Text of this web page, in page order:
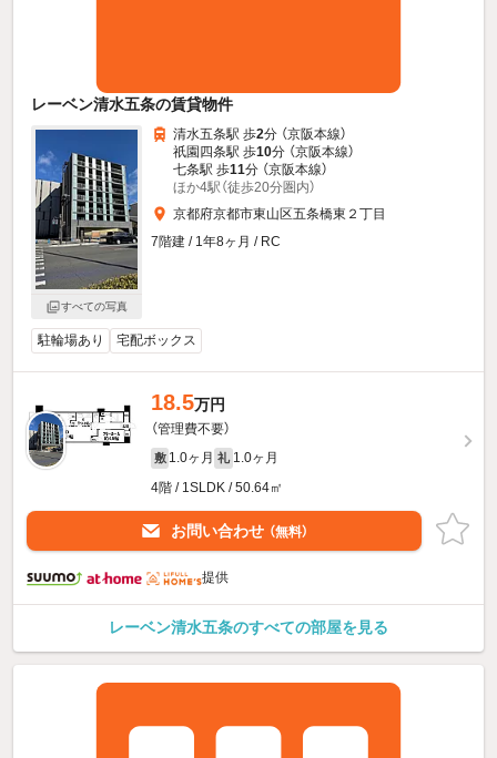
レーベン清水五条の賃貸物件
すべての写真
清水五条駅 歩2分 （京阪本線）
祇園四条駅 歩10分 （京阪本線）
七条駅 歩11分 （京阪本線）
ほか4駅（徒歩20分圏内）
京都府京都市東山区五条橋東２丁目
7階建 / 1年8ヶ月 / RC
駐輪場あり 宅配ボックス
18.5万円
（管理費不要）
敷 1.0ヶ月 礼 1.0ヶ月
4階 / 1SLDK / 50.64㎡
お問い合わせ （無料）
提供
レーベン清水五条のすべての部屋を見る